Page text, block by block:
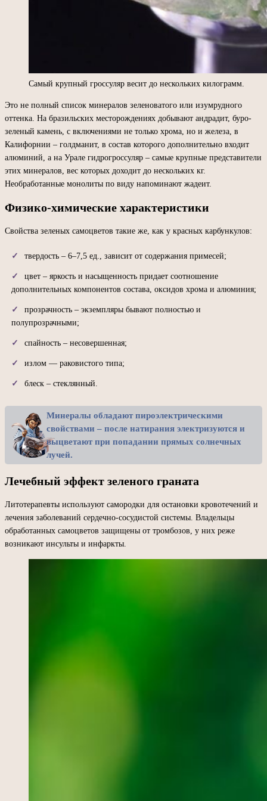
Самый крупный гроссуляр весит до нескольких килограмм.
Это не полный список минералов зеленоватого или изумрудного
оттенка. На бразильских месторождениях добывают андрадит, буро-
зеленый камень, с включениями не только хрома, но и железа, в
Калифорнии – голдманит, в состав которого дополнительно входит
алюминий, а на Урале гидрогроссуляр – самые крупные представители
этих минералов, вес которых доходит до нескольких кг.
Необработанные монолиты по виду напоминают жадеит.
Физико-химические характеристики
Свойства зеленых самоцветов такие же, как у красных карбункулов:
твердость – 6–7,5 ед., зависит от содержания примесей;
цвет – яркость и насыщенность придает соотношение
дополнительных компонентов состава, оксидов хрома и алюминия;
прозрачность – экземпляры бывают полностью и
полупрозрачными;
спайность – несовершенная;
излом — раковистого типа;
блеск – стеклянный.
Минералы обладают пироэлектрическими
свойствами – после натирания электризуются и
выцветают при попадании прямых солнечных
лучей.
Лечебный эффект зеленого граната
Литотерапевты используют самородки для остановки кровотечений и
лечения заболеваний сердечно-сосудистой системы. Владельцы
обработанных самоцветов защищены от тромбозов, у них реже
возникают инсульты и инфаркты.